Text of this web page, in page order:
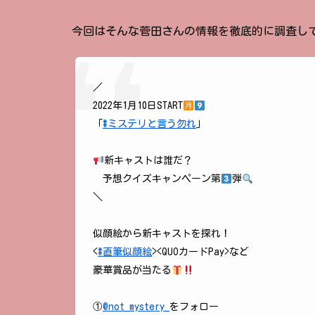
今回はそんな菅田さんの情報を徹底的に調査し
／
2022年1月10日START
#ミステリと言う勿れ
新キャストは誰だ？
予想クイズキャンペーン第
弾
＼
似顔絵から新キャストを探れ！
<#直筆似顔絵><QUOカードPay>など
豪華賞品が当たる
①@not_mystery_ をフォロー